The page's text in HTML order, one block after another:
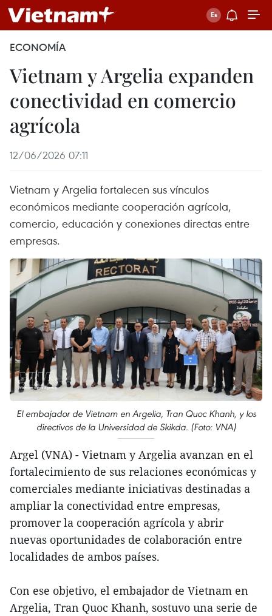
ECONOMÍA
Vietnam y Argelia expanden
conectividad en comercio
agrícola
12/06/2026 07:11
Vietnam y Argelia fortalecen sus vínculos
económicos mediante cooperación agrícola,
comercio, educación y conexiones directas entre
empresas.
El embajador de Vietnam en Argelia, Tran Quoc Khanh, y los
directivos de la Universidad de Skikda. (Foto: VNA)
Argel (VNA) - Vietnam y Argelia avanzan en el
fortalecimiento de sus relaciones económicas y
comerciales mediante iniciativas destinadas a
ampliar la conectividad entre empresas,
promover la cooperación agrícola y abrir
nuevas oportunidades de colaboración entre
localidades de ambos países.
Con ese objetivo, el embajador de Vietnam en
Argelia, Tran Quoc Khanh, sostuvo una serie de